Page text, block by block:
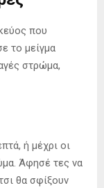
που
το μείγμα
στρώμα,
ή μέχρι οι
Άφησέ τες να
θα σφίξουν